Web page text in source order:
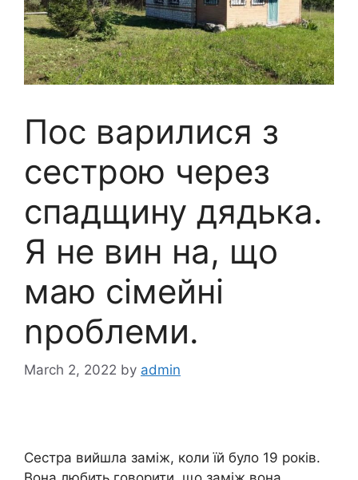
Пос варилися з
сестрою через
спадщину дядька.
Я не вин на, що
маю сімейні
nроблеми.
March 2, 2022 by admin
Сестра вийшла заміж, коли їй було 19 років.